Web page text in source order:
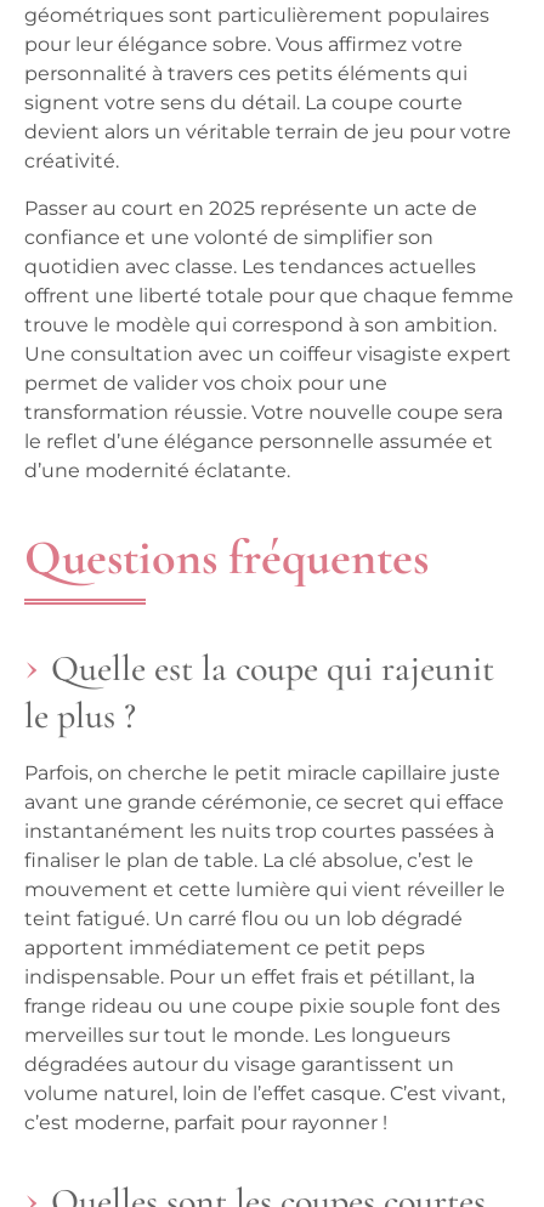
géométriques sont particulièrement populaires
pour leur élégance sobre. Vous affirmez votre
personnalité à travers ces petits éléments qui
signent votre sens du détail. La coupe courte
devient alors un véritable terrain de jeu pour votre
créativité.
Passer au court en 2025 représente un acte de
confiance et une volonté de simplifier son
quotidien avec classe. Les tendances actuelles
offrent une liberté totale pour que chaque femme
trouve le modèle qui correspond à son ambition.
Une consultation avec un coiffeur visagiste expert
permet de valider vos choix pour une
transformation réussie. Votre nouvelle coupe sera
le reflet d’une élégance personnelle assumée et
d’une modernité éclatante.
Questions fréquentes
Quelle est la coupe qui rajeunit
le plus ?
Parfois, on cherche le petit miracle capillaire juste
avant une grande cérémonie, ce secret qui efface
instantanément les nuits trop courtes passées à
finaliser le plan de table. La clé absolue, c’est le
mouvement et cette lumière qui vient réveiller le
teint fatigué. Un carré flou ou un lob dégradé
apportent immédiatement ce petit peps
indispensable. Pour un effet frais et pétillant, la
frange rideau ou une coupe pixie souple font des
merveilles sur tout le monde. Les longueurs
dégradées autour du visage garantissent un
volume naturel, loin de l’effet casque. C’est vivant,
c’est moderne, parfait pour rayonner !